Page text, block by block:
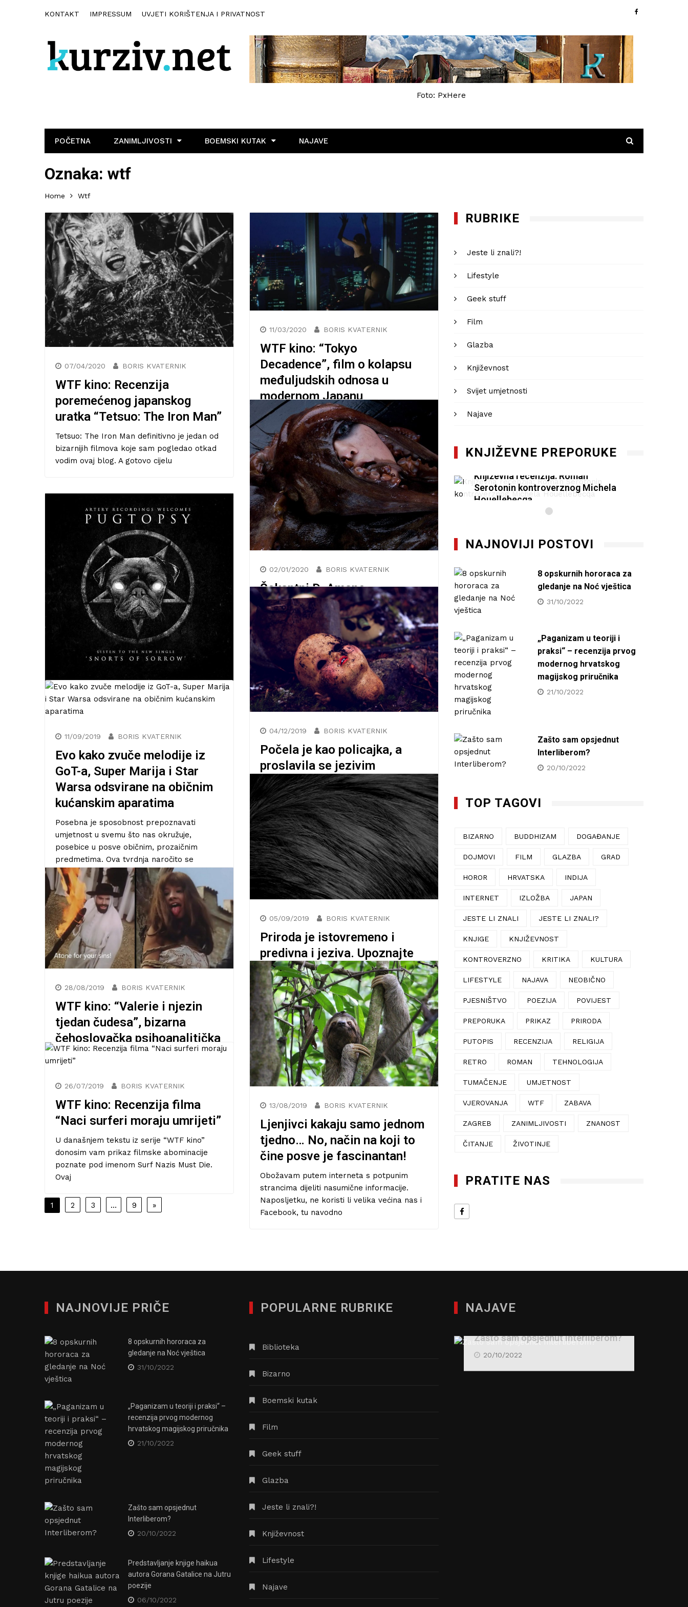
KONTAKT IMPRESSUM UVJETI KORIŠTENJA I PRIVATNOST
Foto: PxHere
POČETNA ZANIMLJIVOSTI BOEMSKI KUTAK NAJAVE
Oznaka: wtf
Home Wtf
07/04/2020 BORIS KVATERNIK
WTF kino: Recenzija
poremećenog japanskog
uratka “Tetsuo: The Iron Man”
Tetsuo: The Iron Man definitivno je jedan od
bizarnijih filmova koje sam pogledao otkad
vodim ovaj blog. A gotovo cijelu
11/03/2020 BORIS KVATERNIK
WTF kino: “Tokyo
Decadence”, film o kolapsu
međuljudskih odnosa u
modernom Japanu
Danas zajedno bacamo oko na jedan
poprilično zanimljiv i neobičan filmski
uradak. Radi se o naslovu Tokyo Decadence
snimljenom 1991.
02/01/2020 BORIS KVATERNIK
Šokantni D. Amano
istovremeno je cijenjeni
umjetnički fotograf i režiser
Daikichi Amano. Ovaj neobičan i kontroverzni
čovjek istovremeno je svjetski priznati
umjetnički fotograf,
16/12/2019 BORIS KVATERNIK
metal bendova prave su
životinje! Doslovno! Imaju
krzno i perje. WTF?
Zamislite sljedeći dijalog između dvaju
ljubitelja ekstremno opskurnih
teškometalnih bendova i dobit ćete približnu
ideju o tome čemu je današnji
04/12/2019 BORIS KVATERNIK
Počela je kao policajka, a
proslavila se jezivim
kolažnim skulpturama od
starih lutaka
Vizualna umjetnost vrlo je posebno područje
kreativnog stvaralaštva zato što publici
pruža gotovo izravan uvid u umjetničke vizije
koje se
11/09/2019 BORIS KVATERNIK
Evo kako zvuče melodije iz
GoT-a, Super Marija i Star
Warsa odsvirane na običnim
umjetnost u svemu što nas okružuje,
posebice u posve običnim, prozaičnim
predmetima. Ova tvrdnja naročito se
05/09/2019 BORIS KVATERNIK
Priroda istovremeno posjeduje sposobnost
očaravanja svojom ljepotom, kao i
upoznavanju jezivih biljnih i životinjskih oblika
BORIS KVATERNIK
Ljenjivci kakaju samo jednom
čine posve je fascinantan!
Obožavam putem interneta s potpunim
strancima dijeliti nasumične informacije.
“Naci surferi moraju umrijeti”
donosim vam prikaz filmske abominacije
Ovaj
RUBRIKE
Jeste li znali?!
Lifestyle
Geek stuff
Film
Glazba
Književnost
Svijet umjetnosti
Najave
KNJIŽEVNE PREPORUKE
27/01/2021
Književna recenzija: Roman
Serotonin kontroverznog Michela
Houellebecqa
27/01/2021
Književna recenzija: Roman
Serotonin kontroverznog Michela
Houellebecqa
NAJNOVIJI POSTOVI
8 opskurnih hororaca za
gledanje na Noć vještica
31/10/2022
„Paganizam u teoriji i
praksi“ – recenzija prvog
modernog hrvatskog
magijskog priručnika
21/10/2022
Zašto sam opsjednut
Interliberom?
20/10/2022
TOP TAGOVI
BIZARNO BUDDHIZAM DOGAĐANJE
DOJMOVI FILM GLAZBA GRAD
HOROR HRVATSKA INDIJA
INTERNET IZLOŽBA JAPAN
JESTE LI ZNALI JESTE LI ZNALI?
KNJIGE KNJIŽEVNOST
KONTROVERZNO KRITIKA KULTURA
LIFESTYLE NAJAVA NEOBIČNO
PJESNIŠTVO POEZIJA POVIJEST
PREPORUKA PRIKAZ PRIRODA
PUTOPIS RECENZIJA RELIGIJA
RETRO ROMAN TEHNOLOGIJA
TUMAČENJE UMJETNOST
VJEROVANJA WTF ZABAVA
ZAGREB ZANIMLJIVOSTI ZNANOST
ČITANJE ŽIVOTINJE
PRATITE NAS